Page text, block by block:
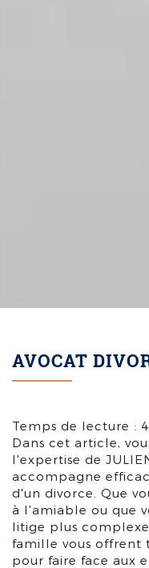
AVOCAT
Temps de lecture :
Dans cet article,
l'expertise de
accompagne
d'un divorce. Que
à l'amiable ou que
litige plus
famille vous offrent
pour faire face aux